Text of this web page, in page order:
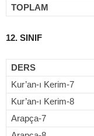
TOPLAM
12. SINIF
DERS
Kur’an-ı Kerim-7
Kur’an-ı Kerim-8
Arapça-7